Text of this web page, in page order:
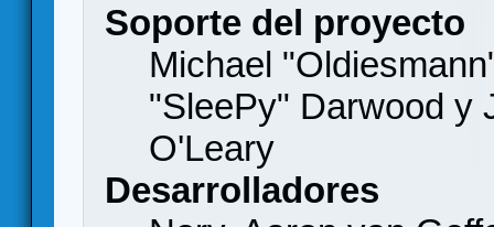
Soporte del proyecto
Michael
"SleePy" Darwood y
O'Leary
Desarrolladores